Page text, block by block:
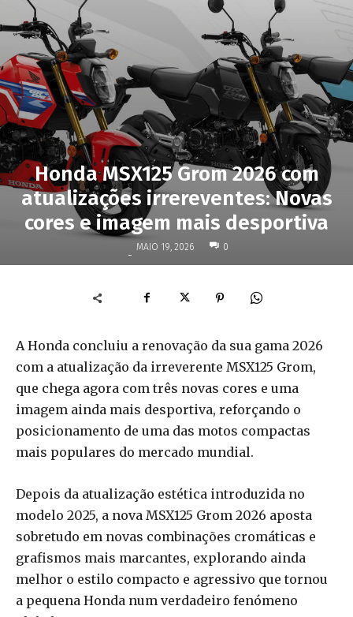
Honda MSX125 Grom 2026 com
atualizações irrereventes: Novas
cores e imagem mais desportiva
- MAIO 19, 2026 0
A Honda concluiu a renovação da sua gama 2026
com a atualização da irreverente MSX125 Grom,
que chega agora com três novas cores e uma
imagem ainda mais desportiva, reforçando o
posicionamento de uma das motos compactas
mais populares do mercado mundial.
Depois da atualização estética introduzida no
modelo 2025, a nova MSX125 Grom 2026 aposta
sobretudo em novas combinações cromáticas e
grafismos mais marcantes, explorando ainda
melhor o estilo compacto e agressivo que tornou
a pequena Honda num verdadeiro fenómeno